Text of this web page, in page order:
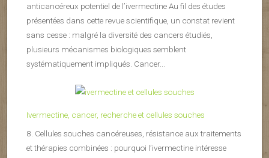
anticancéreux potentiel de l’ivermectine Au fil des études
présentées dans cette revue scientifique, un constat revient
sans cesse : malgré la diversité des cancers étudiés,
plusieurs mécanismes biologiques semblent
systématiquement impliqués. Cancer...
Ivermectine, cancer, recherche et cellules souches
8. Cellules souches cancéreuses, résistance aux traitements
et thérapies combinées : pourquoi l’ivermectine intéresse